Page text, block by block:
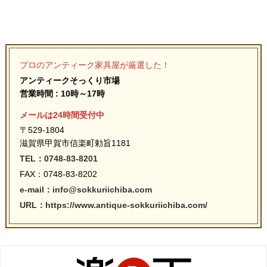
プロのアンティーク家具屋が厳選した！
アンティークそっくり市場
営業時間 : 10時～17時
メールは24時間受付中
〒529-1804
滋賀県甲賀市信楽町勅旨1181
TEL：0748-83-8201
FAX：0748-83-8202
e-mail：info@sokkuriichiba.com
URL：https://www.antique-sokkuriichiba.com/